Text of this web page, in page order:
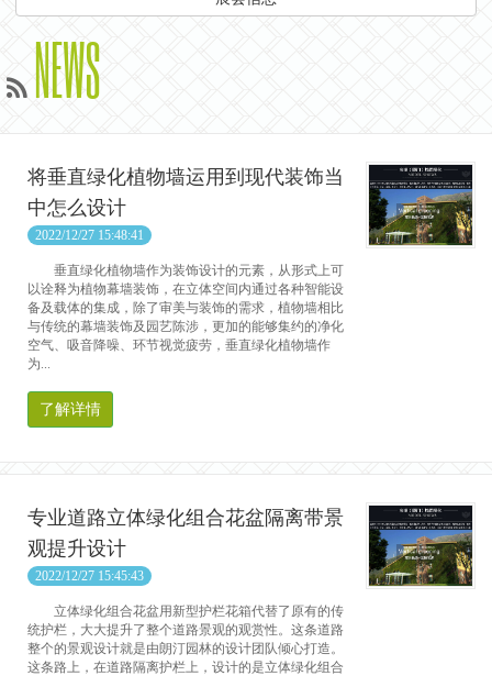
NEWS
将垂直绿化植物墙运用到现代装饰当
中怎么设计
2022/12/27 15:48:41
垂直绿化植物墙作为装饰设计的元素，从形式上可
以诠释为植物幕墙装饰，在立体空间内通过各种智能设
备及载体的集成，除了审美与装饰的需求，植物墙相比
与传统的幕墙装饰及园艺陈涉，更加的能够集约的净化
空气、吸音降噪、环节视觉疲劳，垂直绿化植物墙作
为...
了解详情
专业道路立体绿化组合花盆隔离带景
观提升设计
2022/12/27 15:45:43
立体绿化组合花盆用新型护栏花箱代替了原有的传
统护栏，大大提升了整个道路景观的观赏性。这条道路
整个的景观设计就是由朗汀园林的设计团队倾心打造。
这条路上，在道路隔离护栏上，设计的是立体绿化组合